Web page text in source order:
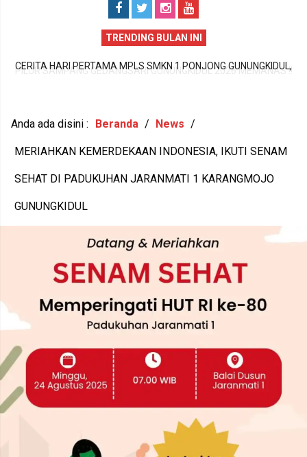
TRENDING BULAN INI
CERITA HARI PERTAMA MPLS SMKN 1 PONJONG GUNUNGKIDUL,
Anda ada disini : Beranda / News /
MERIAHKAN KEMERDEKAAN INDONESIA, IKUTI SENAM
SEHAT DI PADUKUHAN JARANMATI 1 KARANGMOJO
GUNUNGKIDUL